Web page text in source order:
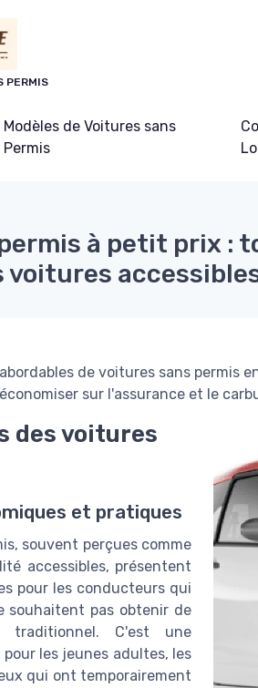
PERMIS
Modèles de Voitures sans
Permis
à petit prix :
voitures
de voitures sans permis
sur l'assurance et le
des voitures
et pratiques
souvent perçues comme
accessibles, présentent
pour les conducteurs qui
souhaitent pas obtenir de
traditionnel. C'est une
les jeunes adultes, les
qui ont temporairement